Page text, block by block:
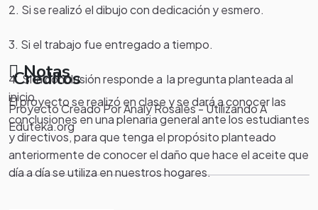
2. Si se realizó el dibujo con dedicación y esmero.
3. Si el trabajo fue entregado a tiempo.
4. Si la conclusión responde a la pregunta planteada al
inicio.
Notas
El proyecto se realizó en clase y se dará a conocer las
conclusiones en una plenaria general ante los estudiantes
y directivos, para que tenga el propósito planteado
anteriormente de conocer el daño que hace el aceite que
día a día se utiliza en nuestros hogares.
Creditos
Proyecto Creado Por Analy Rosales - Utilizando A
Eduteka.org